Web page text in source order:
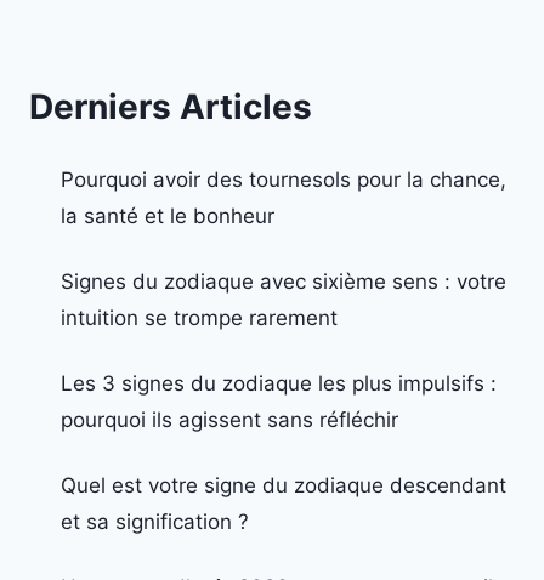
Derniers Articles
Pourquoi avoir des tournesols pour la chance,
la santé et le bonheur
Signes du zodiaque avec sixième sens : votre
intuition se trompe rarement
Les 3 signes du zodiaque les plus impulsifs :
pourquoi ils agissent sans réfléchir
Quel est votre signe du zodiaque descendant
et sa signification ?